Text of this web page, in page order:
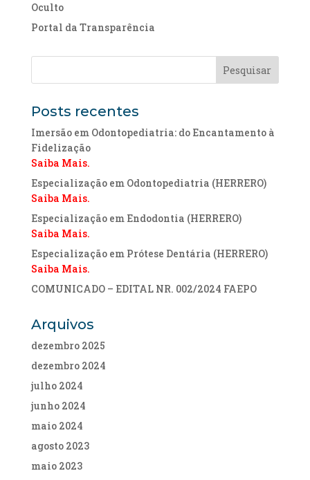
Oculto
Portal da Transparência
Posts recentes
Imersão em Odontopediatria: do Encantamento à
Fidelização
Saiba Mais.
Especialização em Odontopediatria (HERRERO)
Saiba Mais.
Especialização em Endodontia (HERRERO)
Saiba Mais.
Especialização em Prótese Dentária (HERRERO)
Saiba Mais.
COMUNICADO – EDITAL NR. 002/2024 FAEPO
Arquivos
dezembro 2025
dezembro 2024
julho 2024
junho 2024
maio 2024
agosto 2023
maio 2023